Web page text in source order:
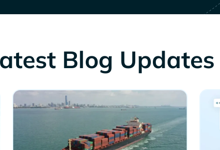
Blog Updates